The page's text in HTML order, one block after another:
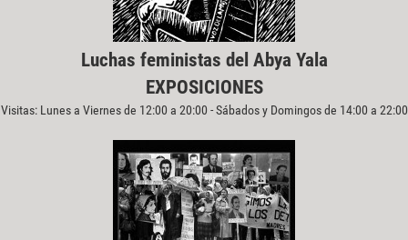
Luchas feministas del Abya Yala
EXPOSICIONES
Visitas: Lunes a Viernes de 12:00 a 20:00 - Sábados y Domingos de 14:00 a 22:00